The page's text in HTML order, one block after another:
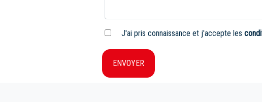
J'ai pris connaissance et j'accepte les
ENVOYER